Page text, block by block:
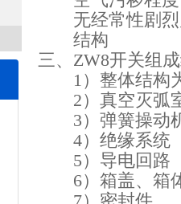
无经常性剧烈
结构
三、ZW8开关组
1）整体结构
2）真空灭弧
3）弹簧操动
4）绝缘系统
5）导电回路
6）箱盖、箱